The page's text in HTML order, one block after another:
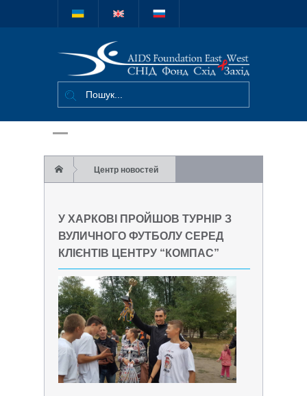
Міжнародний
благодійний
фонд "СНІД
Захід"
Центр новостей
футболу серед клієнтів центру “Компас”
У ХАРКОВІ ПРОЙШОВ ТУРНІР З
ВУЛИЧНОГО ФУТБОЛУ СЕРЕД
КЛІЄНТІВ ЦЕНТРУ “КОМПАС”